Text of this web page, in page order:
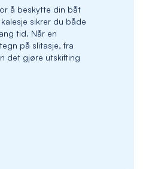
å beskytte din båt
sikrer du både
tid. Når en
på slitasje, fra
det gjøre utskifting